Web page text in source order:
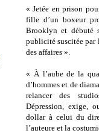
« Jetée en prison
fille d’un boxeur
Brooklyn et débuté
publicité suscitée par
des affaires ».
« À l’aube de la
d’hommes et de
relancer des
Dépression, exige,
dollar à celui du
l’auteure et la